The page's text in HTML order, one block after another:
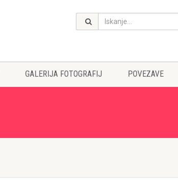
GALERIJA FOTOGRAFIJ POVEZAVE